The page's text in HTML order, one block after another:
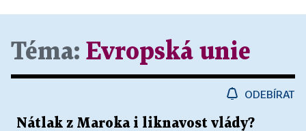
Téma: Evropská unie
ODEBÍRAT
Nátlak z Maroka i liknavost vlády?